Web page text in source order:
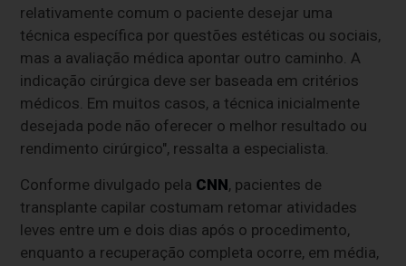
relativamente comum o paciente desejar uma
técnica específica por questões estéticas ou sociais,
mas a avaliação médica apontar outro caminho. A
indicação cirúrgica deve ser baseada em critérios
médicos. Em muitos casos, a técnica inicialmente
desejada pode não oferecer o melhor resultado ou
rendimento cirúrgico", ressalta a especialista.
Conforme divulgado pela CNN, pacientes de
transplante capilar costumam retomar atividades
leves entre um e dois dias após o procedimento,
enquanto a recuperação completa ocorre, em média,